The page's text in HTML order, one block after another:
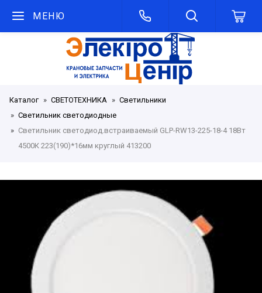
МЕНЮ
Каталог СВЕТОТЕХНИКА
Светильники
Светильник светодиодные
Светильник светодиод.встраиваемый GLP-RW13-225-18-4 18Вт
4500К 223(190)*16мм круглый 413200